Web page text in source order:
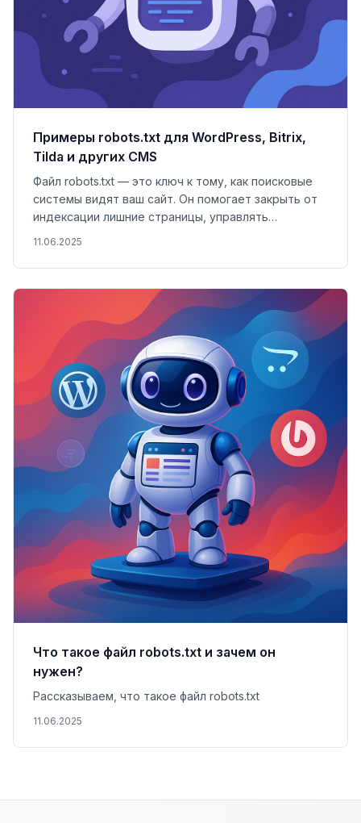
Примеры robots.txt для WordPress, Bitrix,
Tilda и других CMS
Файл robots.txt — это ключ к тому, как поисковые
системы видят ваш сайт. Он помогает закрыть от
индексации лишние страницы, управлять
как его правильно настроить и какие ошибки
допускают даже опытные специалисты.
11.06.2025
Что такое файл robots.txt и зачем он
нужен?
Рассказываем, что такое файл robots.txt
11.06.2025